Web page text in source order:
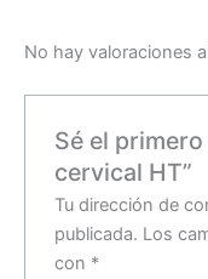
No hay valoraciones
Sé el
cervical HT”
Tu dirección de
publicada. Los
con *